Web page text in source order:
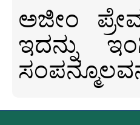
ಅಜೀಂ
ಇದನ್ನು